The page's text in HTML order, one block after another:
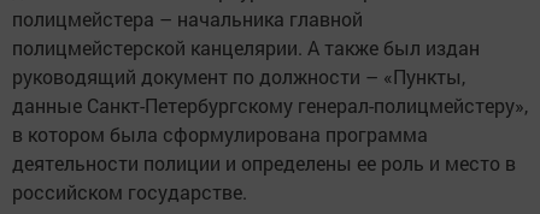
полицмейстера – начальника главной
полицмейстерской канцелярии. А также был издан
руководящий документ по должности – «Пункты,
данные Санкт-Петербургскому генерал-полицмейстеру»,
в котором была сформулирована программа
деятельности полиции и определены ее роль и место в
российском государстве.